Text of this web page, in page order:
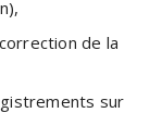
de la
sur